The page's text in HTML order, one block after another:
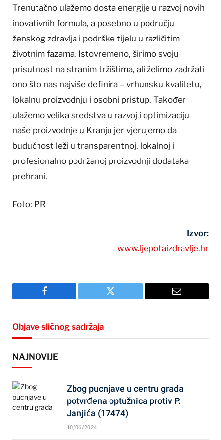
Trenutačno ulažemo dosta energije u razvoj novih
inovativnih formula, a posebno u području
ženskog zdravlja i podrške tijelu u različitim
životnim fazama. Istovremeno, širimo svoju
prisutnost na stranim tržištima, ali želimo zadržati
ono što nas najviše definira – vrhunsku kvalitetu,
lokalnu proizvodnju i osobni pristup. Također
ulažemo velika sredstva u razvoj i optimizaciju
naše proizvodnje u Kranju jer vjerujemo da
budućnost leži u transparentnoj, lokalnoj i
profesionalno podržanoj proizvodnji dodataka
prehrani.
Foto: PR
Izvor:
www.ljepotaizdravlje.hr
Facebook Twitter Email
Objave sličnog sadržaja
NAJNOVIJE
Zbog pucnjave u centru grada
potvrđena optužnica protiv P.
Janjića (17474)
10/06/2024